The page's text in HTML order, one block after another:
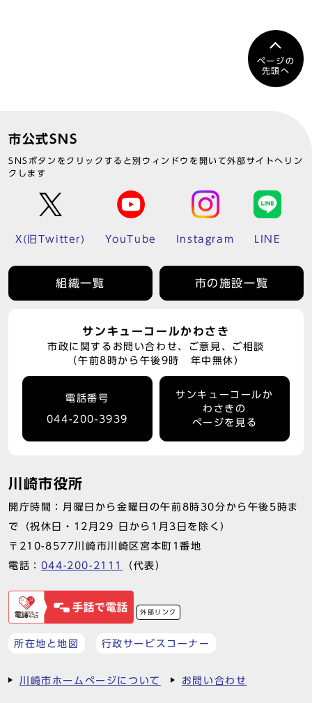
ページの
先頭へ
市公式SNS
SNSボタンをクリックすると別ウィンドウを開いて外部サイトへリン
クします
X(旧Twitter) YouTube Instagram LINE
組織一覧 市の施設一覧
サンキューコールかわさき
市政に関するお問い合わせ、ご意見、ご相談
（午前8時から午後9時 年中無休）
電話番号
044-200-3939
サンキューコールか
わさきの
ページを見る
川崎市役所
開庁時間：月曜日から金曜日の午前8時30分から午後5時ま
で（祝休日・12月29 日から1月3日を除く）
〒210-8577川崎市川崎区宮本町1番地
電話： 044-200-2111 （代表）
外部リンク
所在地と地図 行政サービスコーナー
川崎市ホームページについて お問い合わせ